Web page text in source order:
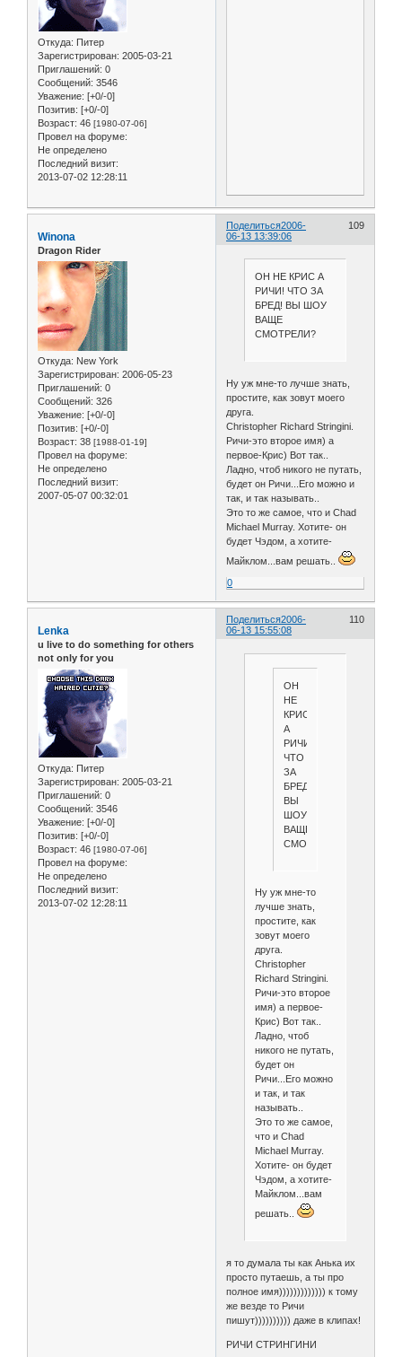
Откуда: Питер
Зарегистрирован: 2005-03-21
Приглашений: 0
Сообщений: 3546
Уважение: [+0/-0]
Позитив: [+0/-0]
Возраст: 46 [1980-07-06]
Провел на форуме:
Не определено
Последний визит:
2013-07-02 12:28:11
Поделиться 109
2006-
06-13 13:39:06
Winona
Dragon Rider
Откуда: New York
Зарегистрирован: 2006-05-23
Приглашений: 0
Сообщений: 326
Уважение: [+0/-0]
Позитив: [+0/-0]
Возраст: 38 [1988-01-19]
Провел на форуме:
Не определено
Последний визит:
2007-05-07 00:32:01
ОН НЕ КРИС А
РИЧИ! ЧТО ЗА
БРЕД! ВЫ ШОУ
ВАЩЕ
СМОТРЕЛИ?
Ну уж мне-то лучше знать,
простите, как зовут моего
друга.
Christopher Richard Stringini.
Ричи-это второе имя) а
первое-Крис) Вот так..
Ладно, чтоб никого не путать,
будет он Ричи...Его можно и
так, и так называть..
Это то же самое, что и Chad
Michael Murray. Хотите- он
будет Чэдом, а хотите-
Майклом...вам решать..
0
Поделиться 110
2006-
06-13 15:55:08
Lenka
u live to do something for others
not only for you
Откуда: Питер
Зарегистрирован: 2005-03-21
Приглашений: 0
Сообщений: 3546
Уважение: [+0/-0]
Позитив: [+0/-0]
Возраст: 46 [1980-07-06]
Провел на форуме:
Не определено
Последний визит:
2013-07-02 12:28:11
ОН
НЕ
КРИС
А
РИЧИ!
ЧТО
ЗА
БРЕД!
ВЫ
ШОУ
ВАЩЕ
СМОТРЕЛИ?
Ну уж мне-то
лучше знать,
простите, как
зовут моего
друга.
Christopher
Richard Stringini.
Ричи-это второе
имя) а первое-
Крис) Вот так..
Ладно, чтоб
никого не путать,
будет он
Ричи...Его можно
и так, и так
называть..
Это то же самое,
что и Chad
Michael Murray.
Хотите- он будет
Чэдом, а хотите-
Майклом...вам
решать..
я то думала ты как Анька их
просто путаешь, а ты про
полное имя))))))))))))) к тому
же везде то Ричи
пишут)))))))))) даже в клипах!
РИЧИ СТРИНГИНИ